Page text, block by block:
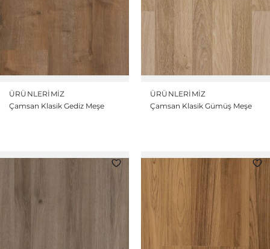
ÜRÜNLERIMIZ
Çamsan Klasik Gediz Meşe
ÜRÜNLERIMIZ
Çamsan Klasik Gümüş Meşe